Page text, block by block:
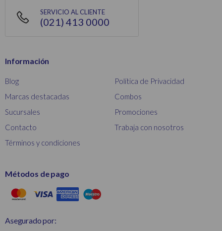
SERVICIO AL CLIENTE
(021) 413 0000
Información
Blog
Marcas destacadas
Sucursales
Contacto
Términos y condiciones
Política de Privacidad
Combos
Promociones
Trabaja con nosotros
Métodos de pago
Asegurado por: